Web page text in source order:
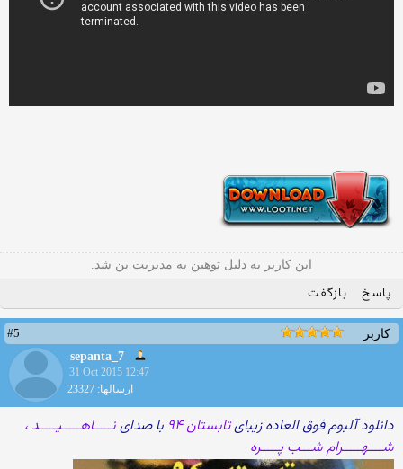
این کاربر به دلیل توهین به مدیریت بن شد.
پاسخ بازگفت
کاربر
#5
sepanta_7
31 Oct 2015 12:47
ارسالها: 23327
دانلود آلبوم فوق العاده زیبایتابستان ۹۴ با صداینـــــاهـــــیـــــد ،
شــــهـــــرام شـــب پـــــره